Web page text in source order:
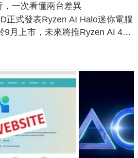
一次看懂兩台差異
正式發表Ryzen AI Halo迷你電腦
9月上市，未來將推Ryzen AI 400